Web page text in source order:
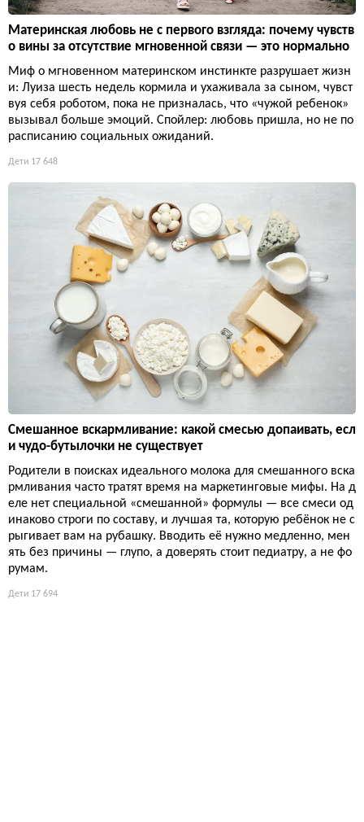
Материнская любовь не с первого взгляда: почему чувств
о вины за отсутствие мгновенной связи — это нормально
Миф о мгновенном материнском инстинкте разрушает жизн
и: Луиза шесть недель кормила и ухаживала за сыном, чувст
вуя себя роботом, пока не призналась, что «чужой ребенок»
вызывал больше эмоций. Спойлер: любовь пришла, но не по
расписанию социальных ожиданий.
Дети 17 648
Смешанное вскармливание: какой смесью допаивать, есл
и чудо-бутылочки не существует
Родители в поисках идеального молока для смешанного вска
рмливания часто тратят время на маркетинговые мифы. На д
еле нет специальной «смешанной» формулы — все смеси од
инаково строги по составу, и лучшая та, которую ребёнок не с
рыгивает вам на рубашку. Вводить её нужно медленно, мен
ять без причины — глупо, а доверять стоит педиатру, а не фо
румам.
Дети 17 694